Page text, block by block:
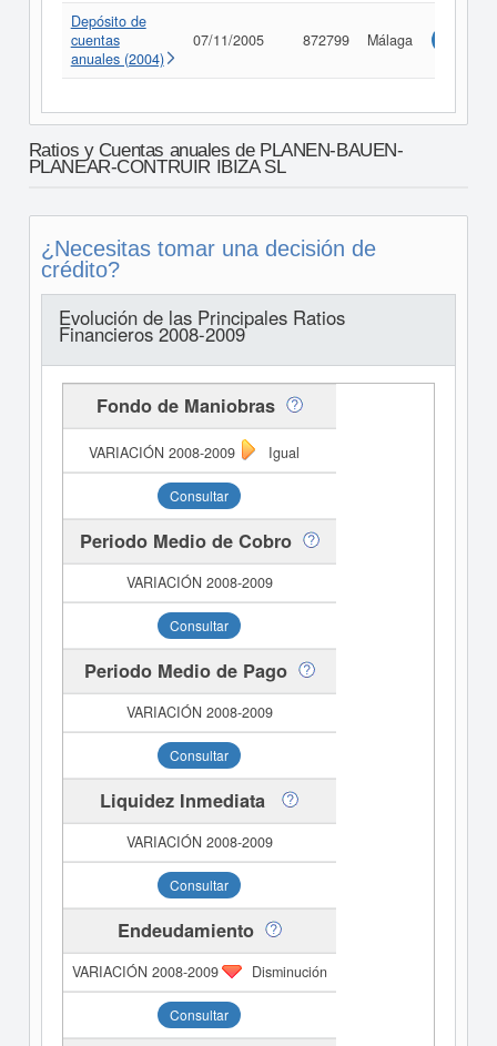
Depósito de
cuentas
anuales (2004)
07/11/2005 872799 Málaga
Ratios y Cuentas anuales de PLANEN-BAUEN-
PLANEAR-CONTRUIR IBIZA SL
¿Necesitas tomar una decisión de
crédito?
Evolución de las Principales Ratios
Financieros 2008-2009
Fondo de Maniobras
Igual
Consultar
Periodo Medio de Cobro
Consultar
Periodo Medio de Pago
Consultar
Liquidez Inmediata
Consultar
Endeudamiento
Disminución
Consultar